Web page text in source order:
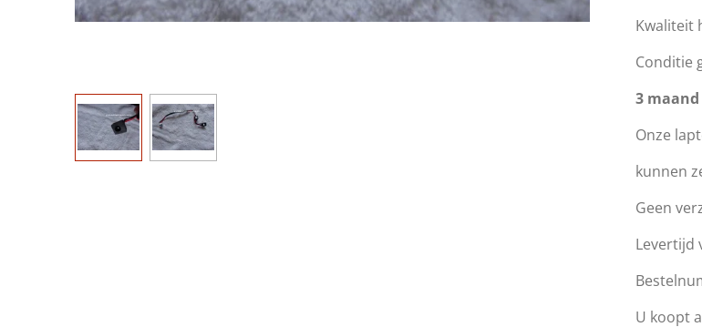
Kwaliteit
Conditie
3
Onze
kunnen
Geen
Levertijd
U koopt